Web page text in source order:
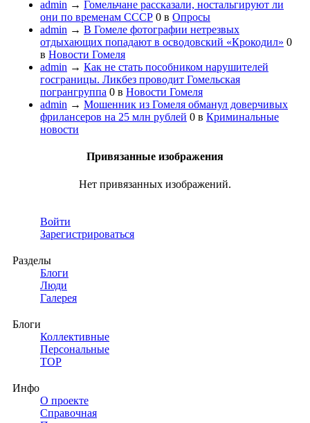
admin → Гомельчане рассказали, ностальгируют ли
они по временам СССР 0 в Опросы
admin → В Гомеле фотографии нетрезвых
отдыхающих попадают в осводовский «Крокодил» 0
в Новости Гомеля
admin → Как не стать пособником нарушителей
госграницы. Ликбез проводит Гомельская
погрангруппа 0 в Новости Гомеля
admin → Мошенник из Гомеля обманул доверчивых
фрилансеров на 25 млн рублей 0 в Криминальные
новости
Привязанные изображения
Нет привязанных изображений.
Войти
Зарегистрироваться
Разделы
Блоги
Люди
Галерея
Блоги
Коллективные
Персональные
TOP
Инфо
О проекте
Справочная